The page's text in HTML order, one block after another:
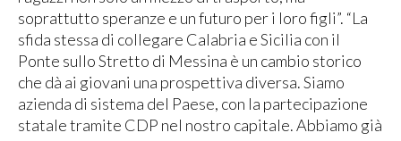
soprattutto speranze e un futuro per i loro figli”. “La
sfida stessa di collegare Calabria e Sicilia con il
Ponte sullo Stretto di Messina è un cambio storico
che dà ai giovani una prospettiva diversa. Siamo
azienda di sistema del Paese, con la partecipazione
statale tramite CDP nel nostro capitale. Abbiamo già